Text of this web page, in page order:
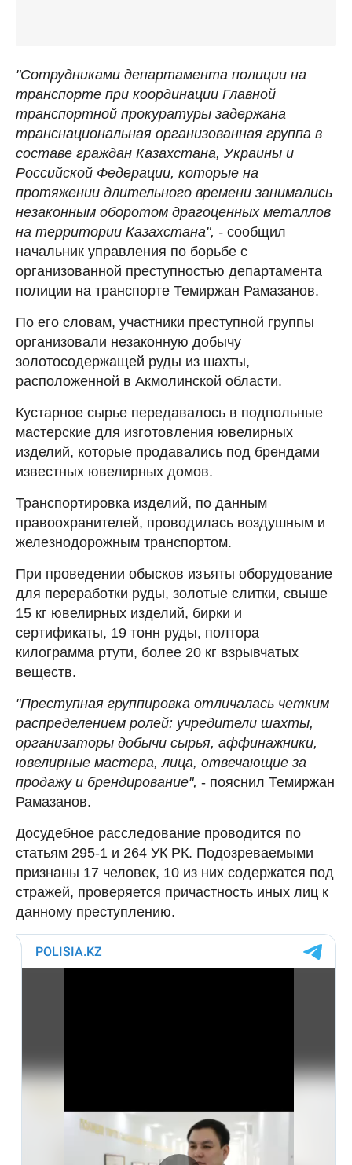
"Сотрудниками департамента полиции на
транспорте при координации Главной
транспортной прокуратуры задержана
транснациональная организованная группа в
составе граждан Казахстана, Украины и
Российской Федерации, которые на
протяжении длительного времени занимались
незаконным оборотом драгоценных металлов
на территории Казахстана", - сообщил
начальник управления по борьбе с
организованной преступностью департамента
полиции на транспорте Темиржан Рамазанов.
По его словам, участники преступной группы
организовали незаконную добычу
золотосодержащей руды из шахты,
расположенной в Акмолинской области.
Кустарное сырье передавалось в подпольные
мастерские для изготовления ювелирных
изделий, которые продавались под брендами
известных ювелирных домов.
Транспортировка изделий, по данным
правоохранителей, проводилась воздушным и
железнодорожным транспортом.
При проведении обысков изъяты оборудование
для переработки руды, золотые слитки, свыше
15 кг ювелирных изделий, бирки и
сертификаты, 19 тонн руды, полтора
килограмма ртути, более 20 кг взрывчатых
веществ.
"Преступная группировка отличалась четким
распределением ролей: учредители шахты,
организаторы добычи сырья, аффинажники,
ювелирные мастера, лица, отвечающие за
продажу и брендирование", - пояснил Темиржан
Рамазанов.
Досудебное расследование проводится по
статьям 295-1 и 264 УК РК. Подозреваемыми
признаны 17 человек, 10 из них содержатся под
стражей, проверяется причастность иных лиц к
данному преступлению.